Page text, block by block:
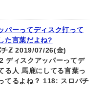
パーってディスク打って
た言葉だよね?
ℤ 2019/07/26(金)
ディスクアッパーってデ
る人 馬鹿にしてる言葉っ
てるよね？ 118: スロパチ